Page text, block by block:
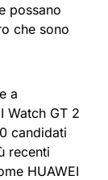
possano
che sono
a
Watch GT 2
candidati
recenti
HUAWEI